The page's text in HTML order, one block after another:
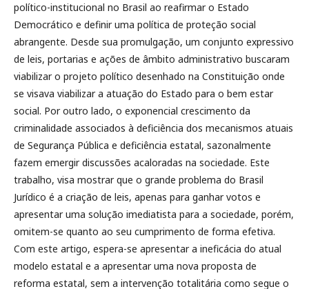
político-institucional no Brasil ao reafirmar o Estado
Democrático e definir uma política de proteção social
abrangente. Desde sua promulgação, um conjunto expressivo
de leis, portarias e ações de âmbito administrativo buscaram
viabilizar o projeto político desenhado na Constituição onde
se visava viabilizar a atuação do Estado para o bem estar
social. Por outro lado, o exponencial crescimento da
criminalidade associados à deficiência dos mecanismos atuais
de Segurança Pública e deficiência estatal, sazonalmente
fazem emergir discussões acaloradas na sociedade. Este
trabalho, visa mostrar que o grande problema do Brasil
Jurídico é a criação de leis, apenas para ganhar votos e
apresentar uma solução imediatista para a sociedade, porém,
omitem-se quanto ao seu cumprimento de forma efetiva.
Com este artigo, espera-se apresentar a ineficácia do atual
modelo estatal e a apresentar uma nova proposta de
reforma estatal, sem a intervenção totalitária como segue o